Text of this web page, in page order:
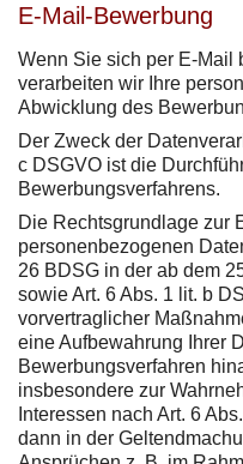
E-Mail-Bewerbung
Wenn Sie sich per E-Mail
verarbeiten wir Ihre
Abwicklung des
Der Zweck der
c DSGVO ist die
Bewerbungsverfahrens.
Die Rechtsgrundlage zur
personenbezogenen
26 BDSG in der ab dem
sowie Art. 6 Abs. 1 lit. b
vorvertraglicher
eine Aufbewahrung Ihrer
Bewerbungsverfahren
insbesondere zur
Interessen nach Art. 6
dann in der